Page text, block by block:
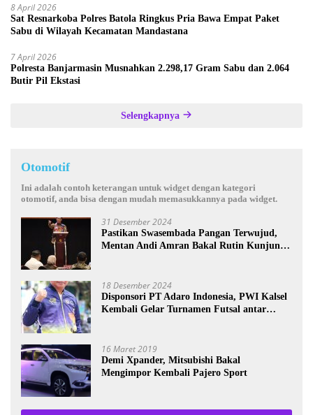
8 April 2026
Sat Resnarkoba Polres Batola Ringkus Pria Bawa Empat Paket
Sabu di Wilayah Kecamatan Mandastana
7 April 2026
Polresta Banjarmasin Musnahkan 2.298,17 Gram Sabu dan 2.064
Butir Pil Ekstasi
Selengkapnya
Otomotif
Ini adalah contoh keterangan untuk widget dengan kategori
otomotif, anda bisa dengan mudah memasukkannya pada widget.
31 Desember 2024
Pastikan Swasembada Pangan Terwujud,
Mentan Andi Amran Bakal Rutin Kunjungi
18 Desember 2024
Disponsori PT Adaro Indonesia, PWI Kalsel
Kembali Gelar Turnamen Futsal antar
16 Maret 2019
Demi Xpander, Mitsubishi Bakal
Mengimpor Kembali Pajero Sport